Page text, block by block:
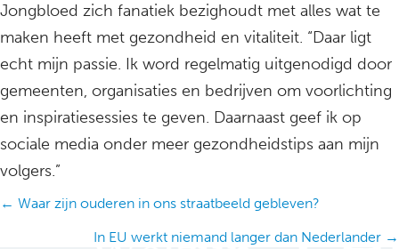
Jongbloed zich fanatiek bezighoudt met alles wat te
maken heeft met gezondheid en vitaliteit. “Daar ligt
echt mijn passie. Ik word regelmatig uitgenodigd door
gemeenten, organisaties en bedrijven om voorlichting
en inspiratiesessies te geven. Daarnaast geef ik op
sociale media onder meer gezondheidstips aan mijn
volgers.”
Posts
navigation
← Waar zijn ouderen in ons straatbeeld gebleven?
In EU werkt niemand langer dan Nederlander →